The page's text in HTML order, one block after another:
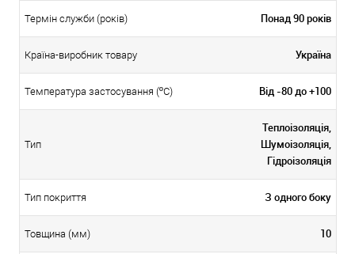
Термін служби (років) Понад 90 років
Країна-виробник товару Україна
Температура застосування (ºС) Від -80 до +100
Тип
Теплоізоляція,
Шумоізоляція,
Гідроізоляція
Тип покриття З одного боку
Товщина (мм) 10